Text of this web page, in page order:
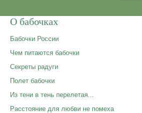
О бабочках
Бабочки России
Чем питаются бабочки
Секреты радуги
Полет бабочки
Из тени в тень перелетая...
Расстояние для любви не помеха